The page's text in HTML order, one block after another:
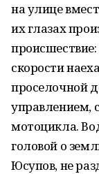
на улице
их глазах
скорости
проселочной
управлением,
мотоцикла.
головой о
Юсупов, не